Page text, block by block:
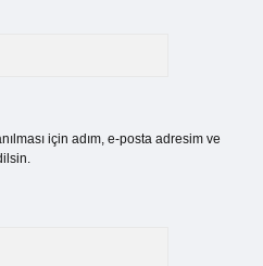
için adım, e-posta adresim ve